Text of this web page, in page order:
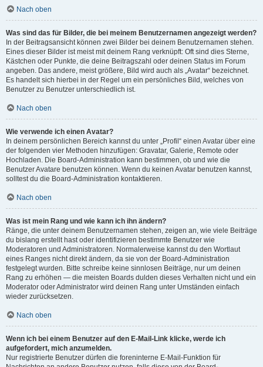
Nach oben
Was sind das für Bilder, die bei meinem Benutzernamen angezeigt werden?
In der Beitragsansicht können zwei Bilder bei deinem Benutzernamen stehen.
Eines dieser Bilder ist meist mit deinem Rang verknüpft: Oft sind dies Sterne,
Kästchen oder Punkte, die deine Beitragszahl oder deinen Status im Forum
angeben. Das andere, meist größere, Bild wird auch als „Avatar“ bezeichnet.
Es handelt sich hierbei in der Regel um ein persönliches Bild, welches von
Benutzer zu Benutzer unterschiedlich ist.
Nach oben
Wie verwende ich einen Avatar?
In deinem persönlichen Bereich kannst du unter „Profil“ einen Avatar über eine
der folgenden vier Methoden hinzufügen: Gravatar, Galerie, Remote oder
Hochladen. Die Board-Administration kann bestimmen, ob und wie die
Benutzer Avatare benutzen können. Wenn du keinen Avatar benutzen kannst,
solltest du die Board-Administration kontaktieren.
Nach oben
Was ist mein Rang und wie kann ich ihn ändern?
Ränge, die unter deinem Benutzernamen stehen, zeigen an, wie viele Beiträge
du bislang erstellt hast oder identifizieren bestimmte Benutzer wie
Moderatoren und Administratoren. Normalerweise kannst du den Wortlaut
eines Ranges nicht direkt ändern, da sie von der Board-Administration
festgelegt wurden. Bitte schreibe keine sinnlosen Beiträge, nur um deinen
Rang zu erhöhen — die meisten Boards dulden dieses Verhalten nicht und ein
Moderator oder Administrator wird deinen Rang unter Umständen einfach
wieder zurücksetzen.
Nach oben
Wenn ich bei einem Benutzer auf den E-Mail-Link klicke, werde ich
aufgefordert, mich anzumelden.
Nur registrierte Benutzer dürfen die foreninterne E-Mail-Funktion für